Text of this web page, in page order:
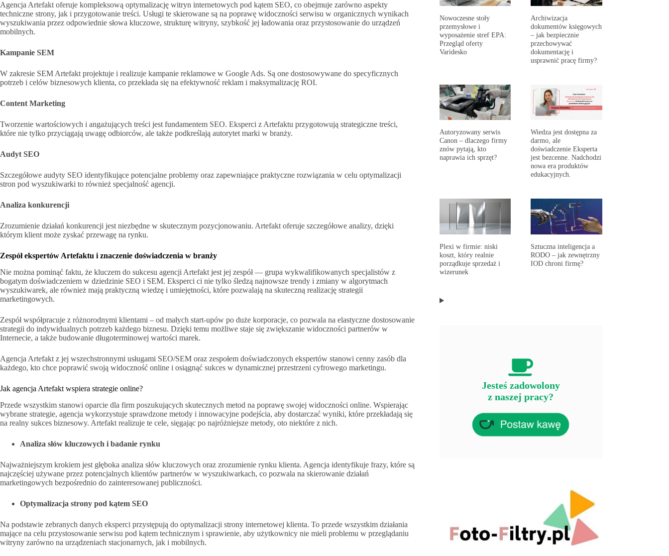
Agencja Artefakt oferuje kompleksową optymalizację witryn internetowych pod kątem SEO, co obejmuje zarówno aspekty
techniczne strony, jak i przygotowanie treści. Usługi te skierowane są na poprawę widoczności serwisu w organicznych wynikach
wyszukiwania przez odpowiednie słowa kluczowe, strukturę witryny, szybkość jej ładowania oraz przystosowanie do urządzeń
mobilnych.
Kampanie SEM
W zakresie SEM Artefakt projektuje i realizuje kampanie reklamowe w Google Ads. Są one dostosowywane do specyficznych
potrzeb i celów biznesowych klienta, co przekłada się na efektywność reklam i maksymalizację ROI.
Content Marketing
Tworzenie wartościowych i angażujących treści jest fundamentem SEO. Eksperci z Artefaktu przygotowują strategiczne treści,
które nie tylko przyciągają uwagę odbiorców, ale także podkreślają autorytet marki w branży.
Audyt SEO
Szczegółowe audyty SEO identyfikujące potencjalne problemy oraz zapewniające praktyczne rozwiązania w celu optymalizacji
stron pod wyszukiwarki to również specjalność agencji.
Analiza konkurencji
Zrozumienie działań konkurencji jest niezbędne w skutecznym pozycjonowaniu. Artefakt oferuje szczegółowe analizy, dzięki
którym klient może zyskać przewagę na rynku.
Zespół ekspertów Artefaktu i znaczenie doświadczenia w branży
Nie można pominąć faktu, że kluczem do sukcesu agencji Artefakt jest jej zespół — grupa wykwalifikowanych specjalistów z
bogatym doświadczeniem w dziedzinie SEO i SEM. Eksperci ci nie tylko śledzą najnowsze trendy i zmiany w algorytmach
wyszukiwarek, ale również mają praktyczną wiedzę i umiejętności, które pozwalają na skuteczną realizację strategii
marketingowych.
Zespół współpracuje z różnorodnymi klientami – od małych start-upów po duże korporacje, co pozwala na elastyczne dostosowanie
strategii do indywidualnych potrzeb każdego biznesu. Dzięki temu możliwe staje się zwiększanie widoczności partnerów w
Internecie, a także budowanie długoterminowej wartości marek.
Agencja Artefakt z jej wszechstronnymi usługami SEO/SEM oraz zespołem doświadczonych ekspertów stanowi cenny zasób dla
każdego, kto chce poprawić swoją widoczność online i osiągnąć sukces w dynamicznej przestrzeni cyfrowego marketingu.
Jak agencja Artefakt wspiera strategie online?
Przede wszystkim stanowi oparcie dla firm poszukujących skutecznych metod na poprawę swojej widoczności online. Wspierając
wybrane strategie, agencja wykorzystuje sprawdzone metody i innowacyjne podejścia, aby dostarczać wyniki, które przekładają się
na realny sukces biznesowy. Artefakt realizuje te cele, sięgając po najróżniejsze metody, oto niektóre z nich.
Analiza słów kluczowych i badanie rynku
Najważniejszym krokiem jest głęboka analiza słów kluczowych oraz zrozumienie rynku klienta. Agencja identyfikuje frazy, które są
najczęściej używane przez potencjalnych klientów partnerów w wyszukiwarkach, co pozwala na skierowanie działań
marketingowych bezpośrednio do zainteresowanej publiczności.
Optymalizacja strony pod kątem SEO
Na podstawie zebranych danych eksperci przystępują do optymalizacji strony internetowej klienta. To przede wszystkim działania
mające na celu przystosowanie serwisu pod kątem technicznym i sprawienie, aby użytkownicy nie mieli problemu w przeglądaniu
witryny zarówno na urządzeniach stacjonarnych, jak i mobilnych.
Nowoczesne stoły
przemysłowe i
wyposażenie stref EPA:
Przegląd oferty
Varidesko
Archiwizacja
dokumentów księgowych
– jak bezpiecznie
przechowywać
dokumentację i
usprawnić pracę firmy?
Autoryzowany serwis
Canon – dlaczego firmy
znów pytają, kto
naprawia ich sprzęt?
Wiedza jest dostępna za
darmo, ale
doświadczenie Eksperta
jest bezcenne. Nadchodzi
nowa era produktów
edukacyjnych.
Plexi w firmie: niski
koszt, który realnie
porządkuje sprzedaż i
wizerunek
Sztuczna inteligencja a
RODO – jak zewnętrzny
IOD chroni firmę?
Jesteś zadowolony
z naszej pracy?